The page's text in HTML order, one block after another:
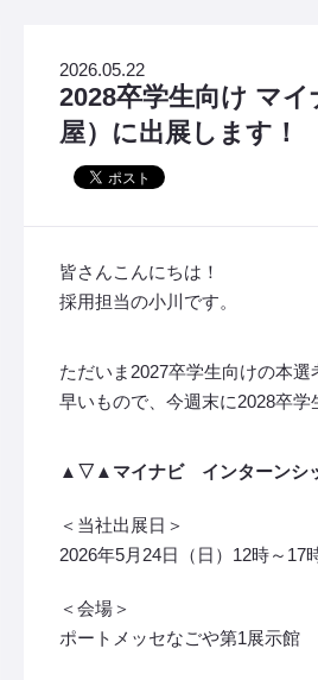
2026.05.22
2028卒学生向け マ
屋）に出展します！
皆さんこんにちは！
採用担当の小川です。
ただいま2027卒学生向けの本
早いもので、今週末に2028卒学
▲▽▲マイナビ インターンシ
＜当社出展日＞
2026年5月24日（日）12時～17
＜会場＞
ポートメッセなごや第1展示